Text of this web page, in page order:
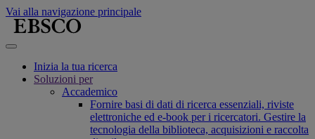
Vai alla navigazione principale
Inizia la tua ricerca
Soluzioni per
Accademico
Fornire basi di dati di ricerca essenziali, riviste
elettroniche ed e-book per i ricercatori. Gestire la
tecnologia della biblioteca, acquisizioni e raccolta